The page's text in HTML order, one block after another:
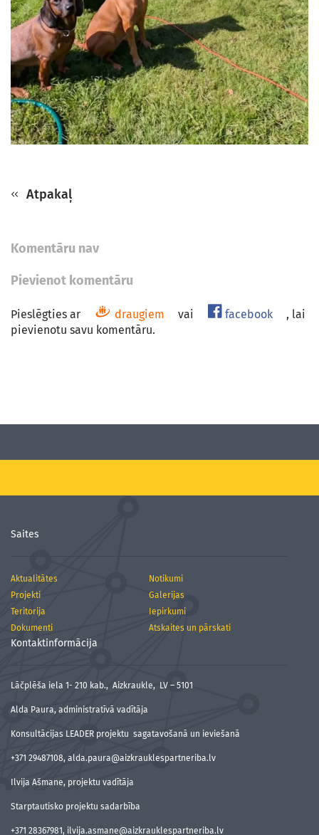
Atpakaļ
Komentāru nav
Pievienot komentāru
Pieslēgties ar draugiem vai facebook
, lai
pievienotu savu komentāru.
Saites
Aktualitātes
Notikumi
Projekti
Galerijas
Teritorija
Iepirkumi
Dokumenti
Atskaites un pārskati
Kontaktinformācija
Lāčplēša iela 1- 210 kab., Aizkraukle, LV – 5101
Alda Paura, administratīvā vadītāja
Konsultācijas LEADER projektu sagatavošanā un ieviešanā
+371 29487108, alda.paura@aizkrauklespartneriba.lv
Ilvija Ašmane, projektu vadītāja
Starptautisko projektu sadarbība
+371 28367981, ilvija.asmane@aizkrauklespartneriba.lv